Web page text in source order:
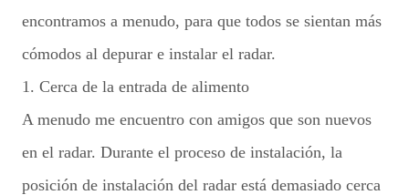
encontramos a menudo, para que todos se sientan más
cómodos al depurar e instalar el radar.
1. Cerca de la entrada de alimento
A menudo me encuentro con amigos que son nuevos
en el radar. Durante el proceso de instalación, la
posición de instalación del radar está demasiado cerca